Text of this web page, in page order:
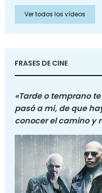
Ver todos los vídeos
FRASES DE CINE
«Tarde o temprano
pasó a mí, de que
conocer el camino y